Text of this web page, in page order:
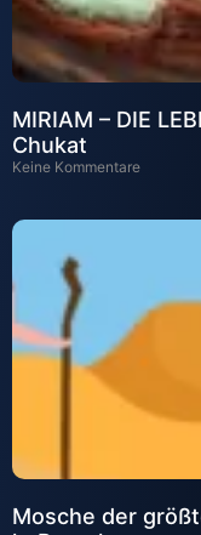
MIRIAM – DIE
Chukat
Keine Kommentare
Mosche der